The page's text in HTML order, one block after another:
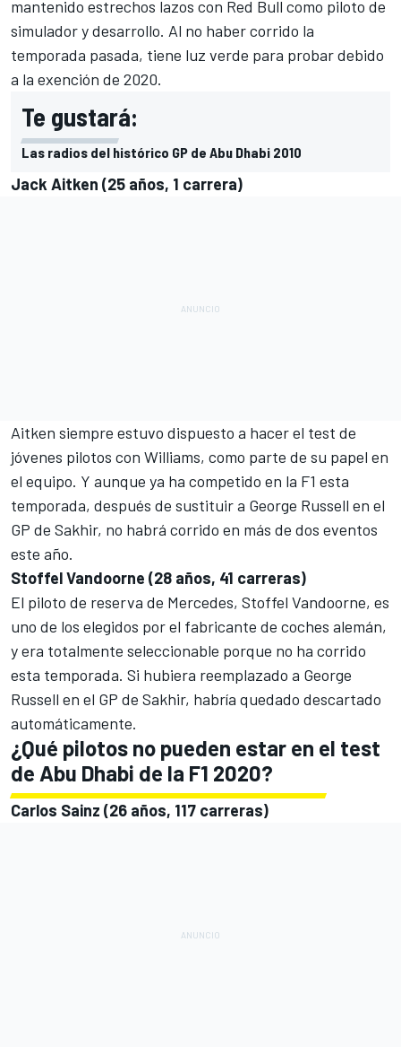
mantenido estrechos lazos con Red Bull como piloto de
simulador y desarrollo. Al no haber corrido la
temporada pasada, tiene luz verde para probar debido
a la exención de 2020.
Te gustará:
Las radios del histórico GP de Abu Dhabi 2010
Jack Aitken (25 años, 1 carrera)
Aitken siempre estuvo dispuesto a hacer el test de
jóvenes pilotos con Williams, como parte de su papel en
el equipo. Y aunque ya ha competido en la F1 esta
temporada, después de sustituir a George Russell en el
GP de Sakhir, no habrá corrido en más de dos eventos
este año.
Stoffel Vandoorne (28 años, 41 carreras)
El piloto de reserva de Mercedes, Stoffel Vandoorne, es
uno de los elegidos por el fabricante de coches alemán,
y era totalmente seleccionable porque no ha corrido
esta temporada. Si hubiera reemplazado a George
Russell en el GP de Sakhir, habría quedado descartado
automáticamente.
¿Qué pilotos no pueden estar en el test
de Abu Dhabi de la F1 2020?
Carlos Sainz (26 años, 117 carreras)